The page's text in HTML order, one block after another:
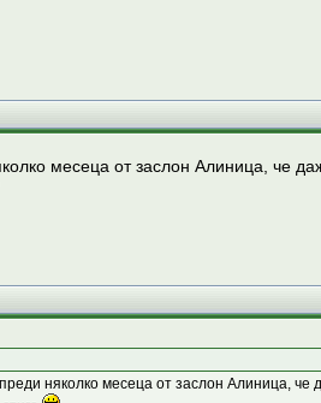
месеца от заслон Алиница, че
няколко месеца от заслон Алиница, че